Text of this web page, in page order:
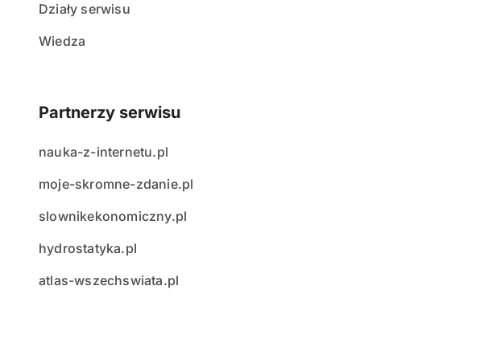
Działy serwisu
Wiedza
Partnerzy serwisu
nauka-z-internetu.pl
moje-skromne-zdanie.pl
slownikekonomiczny.pl
hydrostatyka.pl
atlas-wszechswiata.pl